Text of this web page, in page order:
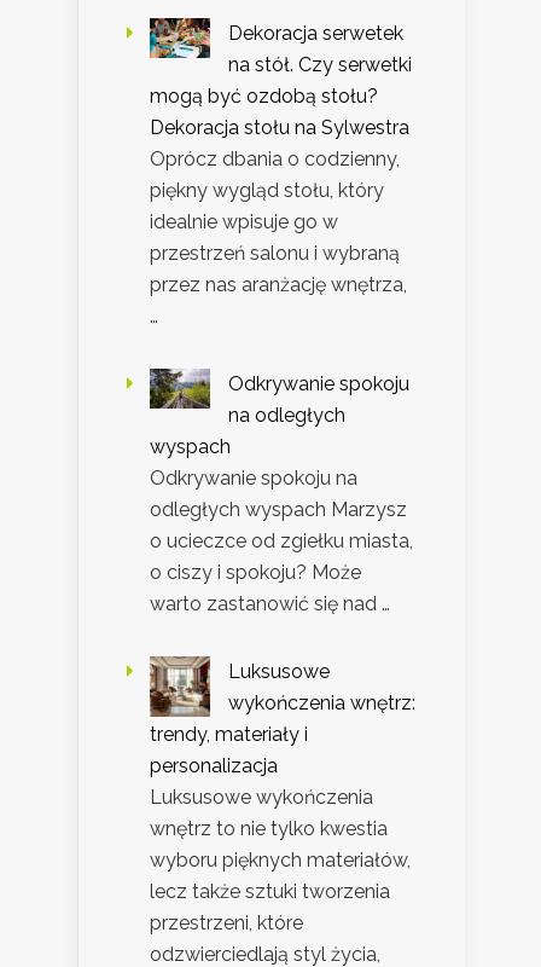
Dekoracja serwetek
na stół. Czy serwetki
mogą być ozdobą stołu?
Dekoracja stołu na Sylwestra
Oprócz dbania o codzienny,
piękny wygląd stołu, który
idealnie wpisuje go w
przestrzeń salonu i wybraną
przez nas aranżację wnętrza,
…
Odkrywanie spokoju
na odległych
wyspach
Odkrywanie spokoju na
odległych wyspach Marzysz
o ucieczce od zgiełku miasta,
o ciszy i spokoju? Może
warto zastanowić się nad …
Luksusowe
wykończenia wnętrz:
trendy, materiały i
personalizacja
Luksusowe wykończenia
wnętrz to nie tylko kwestia
wyboru pięknych materiałów,
lecz także sztuki tworzenia
przestrzeni, które
odzwierciedlają styl życia,